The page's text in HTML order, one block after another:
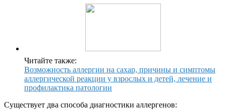
Читайте также:
Возможность аллергии на сахар, причины и симптомы
аллергической реакции у взрослых и детей, лечение и
профилактика патологии
Существует два способа диагностики аллергенов: